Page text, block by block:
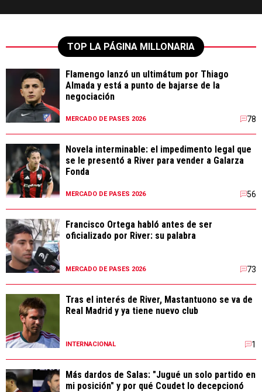
TOP LA PÁGINA MILLONARIA
Flamengo lanzó un ultimátum por Thiago
Almada y está a punto de bajarse de la
negociación
MERCADO DE PASES 2026 78
Novela interminable: el impedimento legal que
se le presentó a River para vender a Galarza
Fonda
MERCADO DE PASES 2026 56
Francisco Ortega habló antes de ser
oficializado por River: su palabra
MERCADO DE PASES 2026 73
Tras el interés de River, Mastantuono se va de
Real Madrid y ya tiene nuevo club
INTERNACIONAL 1
Más dardos de Salas: "Jugué un solo partido en
mi posición" y por qué Coudet lo decepcionó